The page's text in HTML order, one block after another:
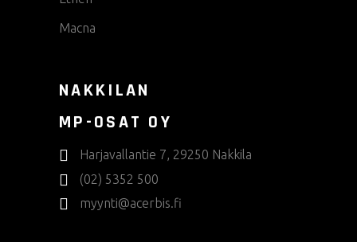
Macna
NAKKILAN
MP-OSAT OY
Harjavallantie 7, 29250 Nakkila
(02) 5352 500
myynti@acerbis.fi